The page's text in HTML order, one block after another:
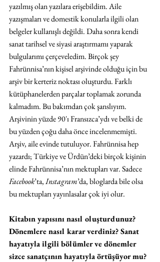
yazılmış olan yazılara erişebildim. Aile
yazışmaları ve domestik konularla ilgili olan
belgeler kullanışlı değildi. Daha sonra kendi
sanat tarihsel ve siyasi araştırmamı yaparak
bulgularımı çerçeveledim. Birçok şey
Fahrünnisa’nın kişisel arşivinde olduğu için bu
arşiv bir kerteriz noktası oluşturdu. Farklı
kütüphanelerden parçalar toplamak zorunda
kalmadım. Bu bakımdan çok şanslıyım.
Arşivinin yüzde 90'ı Fransızca’ydı ve belki de
bu yüzden çoğu daha önce incelenmemişti.
Arşiv, aile evinde tutuluyor. Fahrünnisa hep
yazardı; Türkiye ve Ürdün’deki birçok kişinin
elinde Fahrünnisa’nın mektupları var. Sadece
Facebook’ta, Instagram’da, bloglarda bile olsa
bu mektupları yayınlasalar çok iyi olur.
Kitabın yapısını nasıl oluşturdunuz?
Dönemlere nasıl karar verdiniz? Sanat
hayatıyla ilgili bölümler ve dönemler
sizce sanatçının hayatıyla örtüşüyor mu?